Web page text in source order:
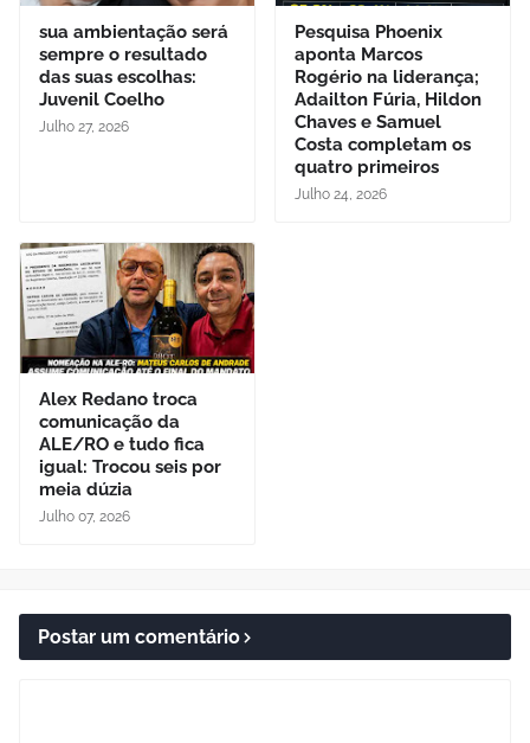
sua ambientação será
sempre o resultado
das suas escolhas:
Juvenil Coelho
Julho 27, 2026
Pesquisa Phoenix
aponta Marcos
Rogério na liderança;
Adailton Fúria, Hildon
Chaves e Samuel
Costa completam os
quatro primeiros
Julho 24, 2026
Alex Redano troca
comunicação da
ALE/RO e tudo fica
igual: Trocou seis por
meia dúzia
Julho 07, 2026
Postar um comentário